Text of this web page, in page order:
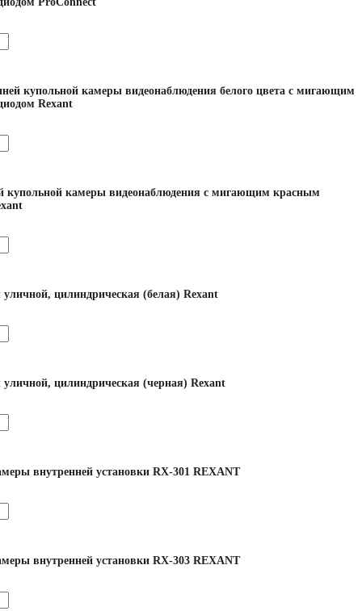
купольной камеры видеонаблюдения белого цвета с мигающим
Rexant
купольной камеры видеонаблюдения с мигающим красным
цилиндрическая (белая) Rexant
цилиндрическая (черная) Rexant
внутренней установки RX-301 REXANT
внутренней установки RX-303 REXANT